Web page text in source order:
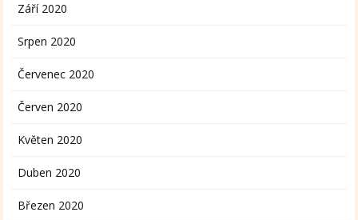
Září 2020
Srpen 2020
Červenec 2020
Červen 2020
Květen 2020
Duben 2020
Březen 2020